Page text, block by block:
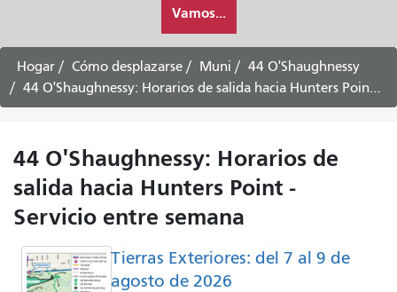
quiero
viajar
Vamos...
Hogar Cómo desplazarse Muni
44 O'Shaughnessy
44 O'Shaughnessy: Horarios de salida hacia Hunters Point - Servicio entre semana
44 O'Shaughnessy: Horarios de
salida hacia Hunters Point -
Servicio entre semana
Tierras Exteriores: del 7 al 9 de
agosto de 2026